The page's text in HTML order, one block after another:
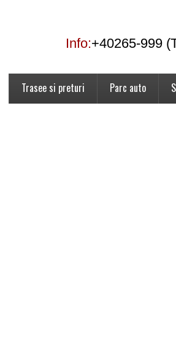
Info:+40265-999
Trasee si preturi Parc auto